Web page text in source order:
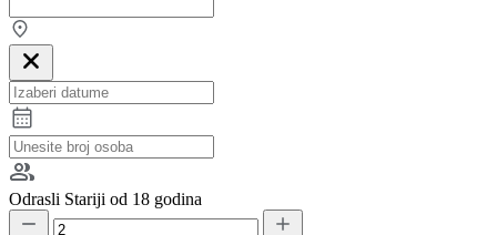
Odrasli Stariji od 18 godina